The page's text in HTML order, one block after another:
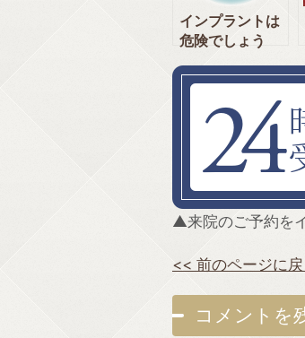
インプラントは
危険でしょう
通りいけむら歯
科 神田・新日本
▲来院のご予約を
<< 前のページに戻
コメントを